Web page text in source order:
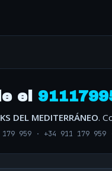
el
DEL MEDITERRÁNEO.
179 959 · +34 911 179 959